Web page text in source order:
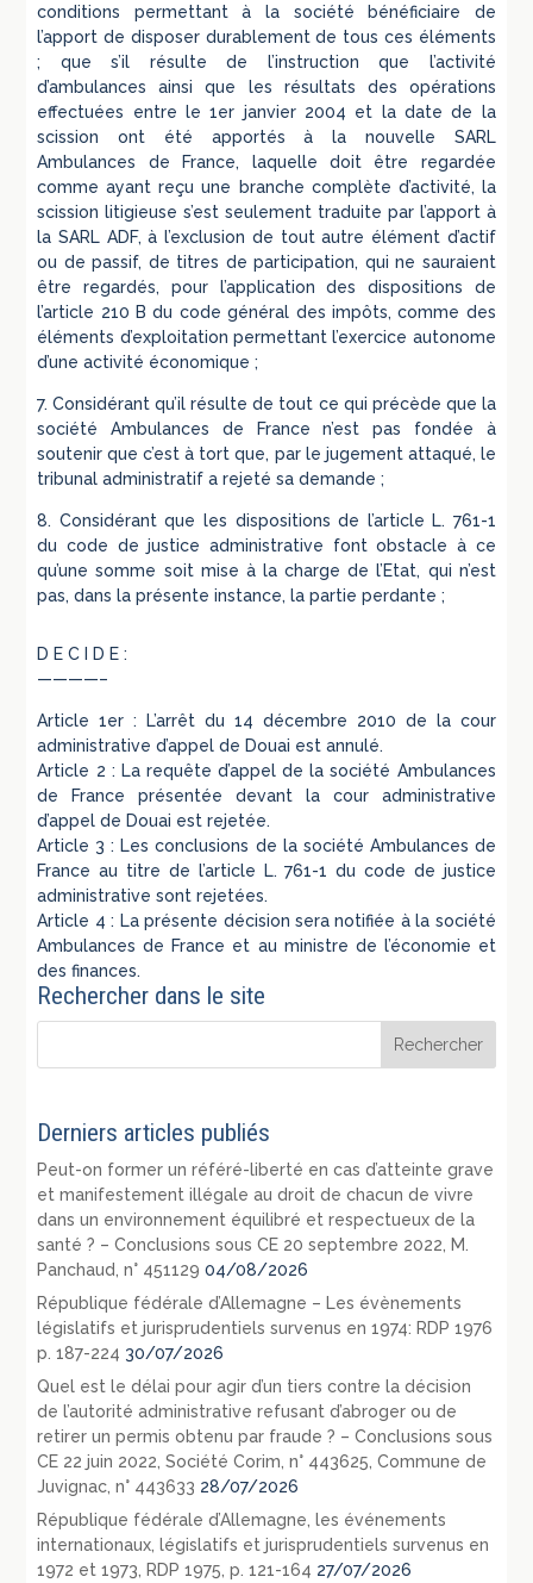
conditions permettant à la société bénéficiaire de
l’apport de disposer durablement de tous ces éléments
; que s’il résulte de l’instruction que l’activité
d’ambulances ainsi que les résultats des opérations
effectuées entre le 1er janvier 2004 et la date de la
scission ont été apportés à la nouvelle SARL
Ambulances de France, laquelle doit être regardée
comme ayant reçu une branche complète d’activité, la
scission litigieuse s’est seulement traduite par l’apport à
la SARL ADF, à l’exclusion de tout autre élément d’actif
ou de passif, de titres de participation, qui ne sauraient
être regardés, pour l’application des dispositions de
l’article 210 B du code général des impôts, comme des
éléments d’exploitation permettant l’exercice autonome
d’une activité économique ;
7. Considérant qu’il résulte de tout ce qui précède que la
société Ambulances de France n’est pas fondée à
soutenir que c’est à tort que, par le jugement attaqué, le
tribunal administratif a rejeté sa demande ;
8. Considérant que les dispositions de l’article L. 761-1
du code de justice administrative font obstacle à ce
qu’une somme soit mise à la charge de l’Etat, qui n’est
pas, dans la présente instance, la partie perdante ;
D E C I D E :
————–
Article 1er : L’arrêt du 14 décembre 2010 de la cour
administrative d’appel de Douai est annulé.
Article 2 : La requête d’appel de la société Ambulances
de France présentée devant la cour administrative
d’appel de Douai est rejetée.
Article 3 : Les conclusions de la société Ambulances de
France au titre de l’article L. 761-1 du code de justice
administrative sont rejetées.
Article 4 : La présente décision sera notifiée à la société
Ambulances de France et au ministre de l’économie et
des finances.
Rechercher dans le site
Derniers articles publiés
Peut-on former un référé-liberté en cas d’atteinte grave
et manifestement illégale au droit de chacun de vivre
dans un environnement équilibré et respectueux de la
santé ? – Conclusions sous CE 20 septembre 2022, M.
Panchaud, n° 451129 04/08/2026
République fédérale d’Allemagne – Les évènements
législatifs et jurisprudentiels survenus en 1974: RDP 1976
p. 187-224 30/07/2026
Quel est le délai pour agir d’un tiers contre la décision
de l’autorité administrative refusant d’abroger ou de
retirer un permis obtenu par fraude ? – Conclusions sous
CE 22 juin 2022, Société Corim, n° 443625, Commune de
Juvignac, n° 443633 28/07/2026
République fédérale d’Allemagne, les événements
internationaux, législatifs et jurisprudentiels survenus en
1972 et 1973, RDP 1975, p. 121-164 27/07/2026